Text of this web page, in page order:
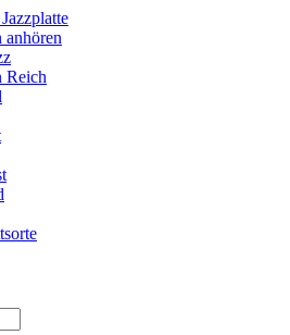
anhören
Reich